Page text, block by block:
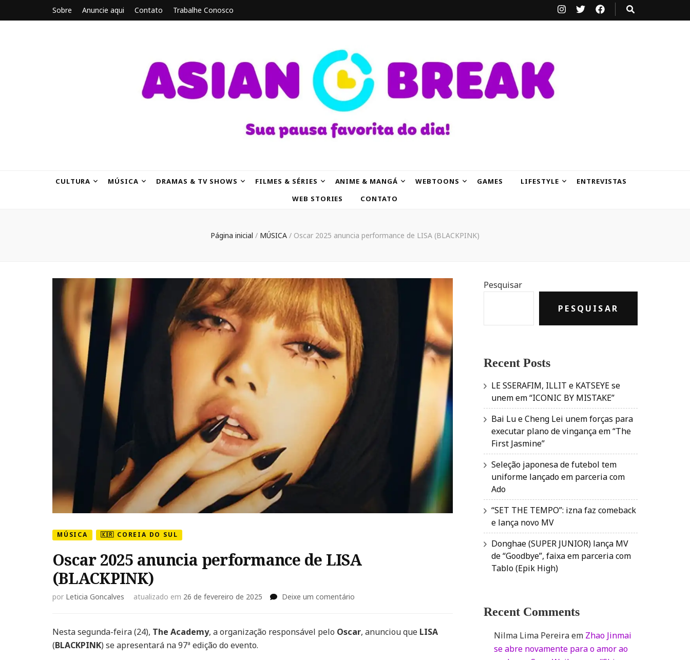
Sobre Anuncie aqui Contato Trabalhe Conosco
CULTURA MÚSICA DRAMAS & TV SHOWS FILMES & SÉRIES ANIME & MANGÁ WEBTOONS GAMES LIFESTYLE
ENTREVISTAS
WEB STORIES
CONTATO
Página inicial / MÚSICA / Oscar 2025 anuncia performance de LISA (BLACKPINK)
MÚSICA 🇰🇷 COREIA DO SUL
Oscar 2025 anuncia performance de LISA
(BLACKPINK)
por Leticia Goncalves atualizado em 26 de fevereiro de 2025 Deixe um comentário
anuncia
performance
Nesta segunda-feira (24), The Academy, a organização responsável pelo Oscar, anunciou que LISA
(BLACKPINK) se apresentará na 97ª edição do evento.
Pesquisar
PESQUISAR
Recent Posts
LE SSERAFIM, ILLIT e KATSEYE se
unem em “ICONIC BY MISTAKE”
Bai Lu e Cheng Lei unem forças para
executar plano de vingança em “The
First Jasmine”
Seleção japonesa de futebol tem
uniforme lançado em parceria com
Ado
“SET THE TEMPO”: izna faz comeback
e lança novo MV
Donghae (SUPER JUNIOR) lança MV
de “Goodbye”, faixa em parceria com
Tablo (Epik High)
Recent Comments
Nilma Lima Pereiraem Zhao Jinmai
se abre novamente para o amor ao